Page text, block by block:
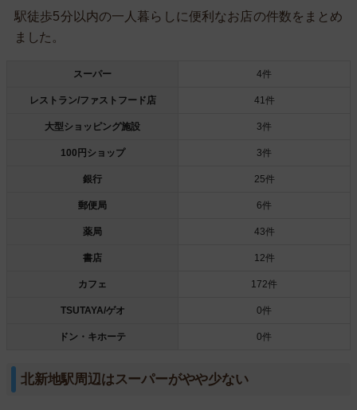
駅徒歩5分以内の一人暮らしに便利なお店の件数をまとめ
ました。
スーパー 4件
レストラン/ファストフード店 41件
大型ショッピング施設 3件
100円ショップ 3件
銀行 25件
郵便局 6件
薬局 43件
書店 12件
カフェ 172件
TSUTAYA/ゲオ 0件
ドン・キホーテ 0件
北新地駅周辺はスーパーがやや少ない